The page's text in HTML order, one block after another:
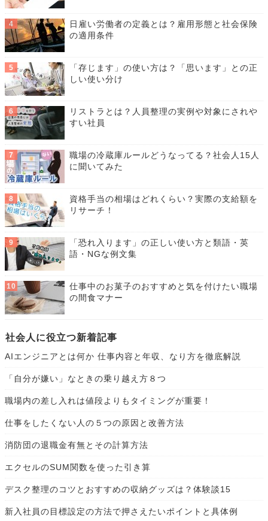
日雇い労働者の定義とは？雇用形態と社会保険
の適用条件
「存じます」の使い方は？「思います」との正
しい使い分け
リストラとは？人員整理の実例や対象にされや
すい社員
職場の冷蔵庫ルールどうなってる？社会人15人
に聞いてみた
資格手当の相場はどれくらい？実際の支給額を
リサーチ！
「恐れ入ります」の正しい使い方と類語・英
語・NGな例文集
仕事中のお菓子のおすすめと気を付けたい職場
の間食マナー
社会人に役立つ新着記事
AIエンジニアとは何か 仕事内容と年収、なり方を徹底解説
「自分が嫌い」なときの乗り越え方８つ
職場内の差し入れは値段よりもタイミングが重要！
仕事をしたくない人の５つの原因と改善方法
消防団の退職金有無とその計算方法
エクセルのSUM関数を使った引き算
デスク整理のコツとおすすめの収納グッズは？体験談15
新入社員の目標設定の方法で押さえたいポイントと具体例